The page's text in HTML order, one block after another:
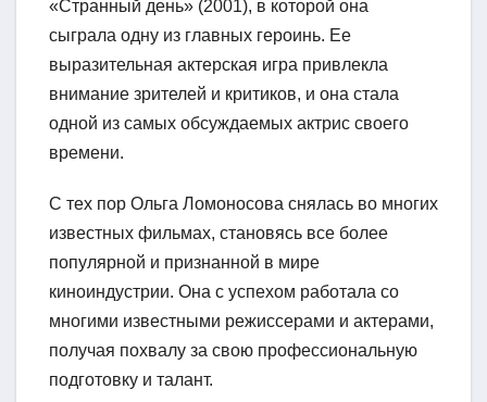
«Странный день» (2001), в которой она
сыграла одну из главных героинь. Ее
выразительная актерская игра привлекла
внимание зрителей и критиков, и она стала
одной из самых обсуждаемых актрис своего
времени.
С тех пор Ольга Ломоносова снялась во многих
известных фильмах, становясь все более
популярной и признанной в мире
киноиндустрии. Она с успехом работала со
многими известными режиссерами и актерами,
получая похвалу за свою профессиональную
подготовку и талант.